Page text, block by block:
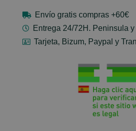
Envío gratis compras +60€
Entrega 24/72H. Peninsula
Tarjeta, Bizum, Paypal y